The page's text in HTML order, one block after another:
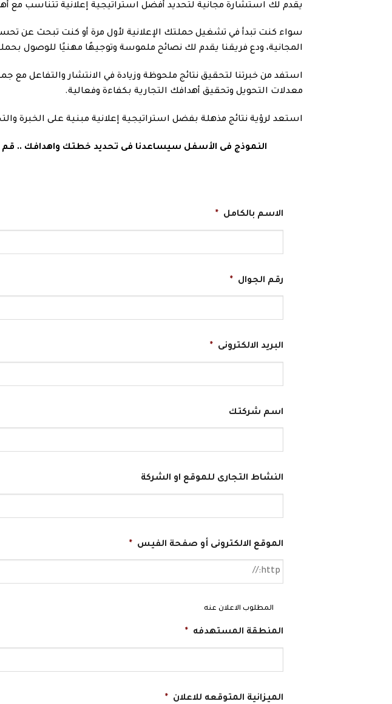
يقدم لك استشارة مجانية لتحديد أفضل استراتيجية إعلانية تتناسب مع
سواء كنت تبدأ في تشغيل حملتك الإعلانية لأول مرة أو كنت تبحث عن
المجانية، ودع فريقنا يقدم لك نصائح ملموسة وتوجيهًا مهنيًا للوصول
استفد من خبرتنا لتحقيق نتائج ملحوظة وزيادة في الانتشار
معدلات التحويل وتحقيق أهدافك التجارية بكفاءة وفعالية.
استعد لرؤية نتائج مذهلة بفضل استراتيجية إعلانية مبنية على الخبرة
النموذج فى الأسفل سيساعدنا فى تحديد خطتك واهدافك .. قم
الاسم بالكامل *
رقم الجوال *
البريد الالكترونى *
اسم شركتك
النشاط التجارى للموقع او الشركة
الموقع الالكترونى أو صفحة الفيس *
المطلوب الاعلان عنه
المنطقة المستهدفه *
الميزانية المتوقعه للاعلان *